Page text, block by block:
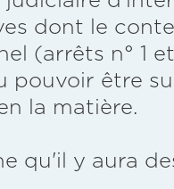
dont le
(arrêts n° 1
pouvoir être
la matière.
qu'il y aura